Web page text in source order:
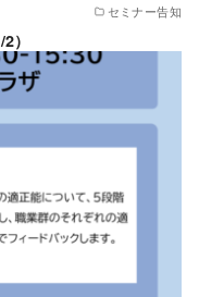
セミナー告知
）